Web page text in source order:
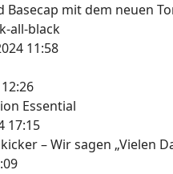
Basecap mit dem neuen
all-black
11:58
Essential
17:15
– Wir sagen „Vielen